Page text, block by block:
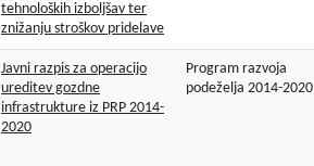
tehnoloških izboljšav ter
znižanju stroškov pridelave
Javni razpis za operacijo
ureditev gozdne
infrastrukture iz PRP 2014-
2020
Program razvoja
podeželja 2014-2020